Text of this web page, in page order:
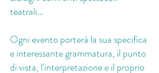
teatrali...
Ogni evento porterà la sua specifica
e interessante grammatura, il punto
di vista, l'interpretazione e il proprio